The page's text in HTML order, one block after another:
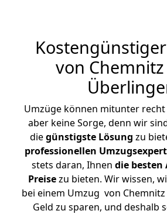
von
Umzüge können mitunter
aber keine Sorge, denn wir
diegünstigste Lösung zu
professionellen
stets daran, Ihnen die besten
Preisezu bieten. Wir wissen,
bei einem Umzug von
Geld zu sparen, und deshalb